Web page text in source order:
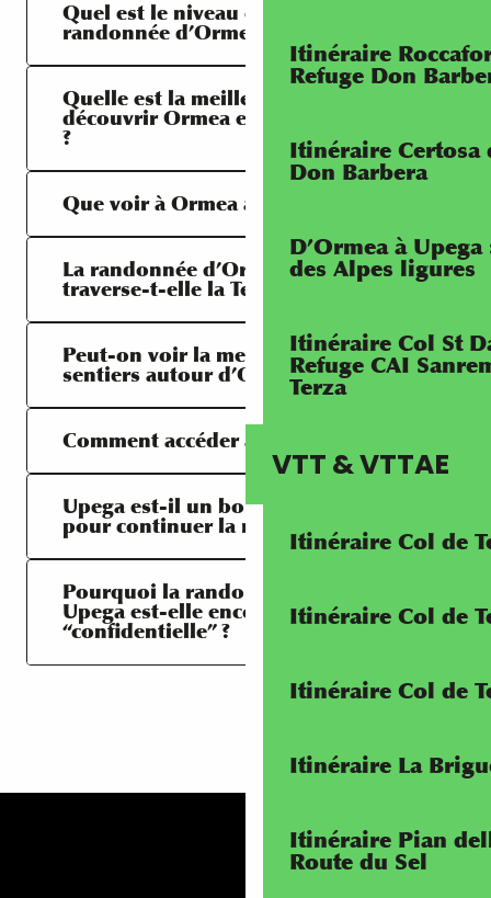
Itinéraire
Refuge Don
Itinéraire Certosa
Don Barbera
D’Ormea à
des Alpes ligures
Itinéraire Col St
Refuge CAI
Terza
VTT & VTTAE
Itinéraire Col de
Itinéraire Col de
Itinéraire Col de
Itinéraire La
Itinéraire Pian
Route du Sel
Quel est le niveau de difficulté de la
randonnée d’Ormea à Upega ?
Quelle est la meilleure période pour
découvrir Ormea et les Alpes ligures
?
Que voir à Ormea avant le départ ?
La randonnée d’Ormea à Upega
traverse-t-elle la Terre Brigasque ?
Peut-on voir la mer depuis les
sentiers autour d’Ormea ?
Comment accéder à Ormea ?
Upega est-il un bon point de départ
pour continuer la randonnée ?
Pourquoi la randonnée d’Ormea à
Upega est-elle encore assez
“confidentielle” ?